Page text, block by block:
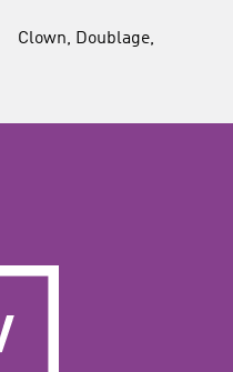
Clown, Doublage,